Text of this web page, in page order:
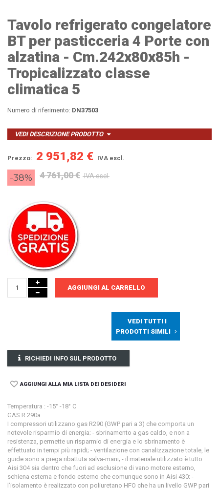
Tavolo refrigerato congelatore
BT per pasticceria 4 Porte con
alzatina - Cm.242x80x85h -
Tropicalizzato classe
climatica 5
Numero di riferimento: DN37503
VEDI DESCRIZIONE PRODOTTO
Prezzo: 2 951,82 € IVA escl.
-38% 4 761,00 € IVA escl.
AGGIUNGI AL CARRELLO
VEDI TUTTI I
PRODOTTI SIMILI
RICHIEDI INFO SUL PRODOTTO
AGGIUNGI ALLA MIA LISTA DEI DESIDERI
Temperatura : -15° -18° C
GAS R 290a
I compressori utilizzano gas R290 (GWP pari a 3) che comporta un
notevole risparmio di energia; - sbrinamento a gas caldo, e non a
resistenza, permette un risparmio di energia e lo sbrinamento è
effettuato in tempi più rapidi; - ventilazione con canalizzazione totale, le
guide sono a piega ribattuta salva-mani; - il materiale utilizzato è tutto
Aisi 304 sia dentro che fuori ad esclusione di vano motore esterno,
schiena esterna e fondo esterno che comunque sono in Aisi 430; -
l’isolamento è realizzato con poliuretano HFO che ha un livello GWP pari